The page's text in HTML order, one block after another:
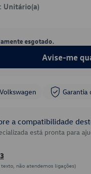
Unitário(a)
esgotado.
Avise-me
Garantia
a compatibilidade
está pronta para
não atendemos ligações)